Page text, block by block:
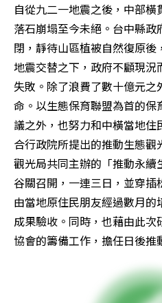
自從九二一地震之後，中部
落石崩塌至今未絕。台中縣
閉，靜待山區植被自然復原
地震交替之下，政府不顧現
失敗。除了浪費了數十億元之
命。以生態保育聯盟為首的
議之外，也努力和中橫當地
合行政院所提出的推動生態
觀光局共同主辦的「推動永
谷關召開，一連三日，並穿插
由當地原住民朋友經過數月
成果驗收。同時，也藉由此
協會的籌備工作，擔任日後推